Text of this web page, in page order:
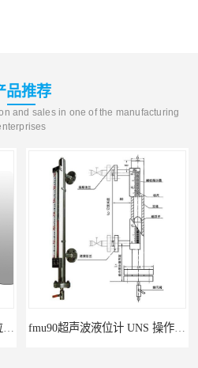
品推荐
and sales in one of the manufacturing